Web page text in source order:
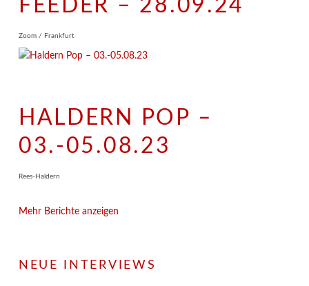
FEEDER – 28.09.24
Zoom / Frankfurt
HALDERN POP –
03.-05.08.23
Rees-Haldern
Mehr Berichte anzeigen
NEUE INTERVIEWS